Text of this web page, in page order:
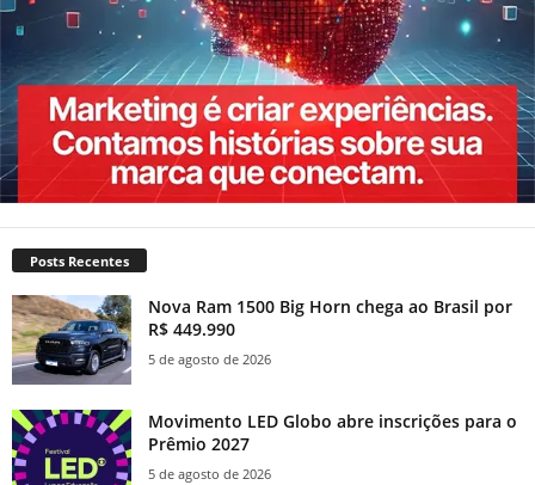
Posts Recentes
Nova Ram 1500 Big Horn chega ao Brasil por
R$ 449.990
5 de agosto de 2026
Movimento LED Globo abre inscrições para o
Prêmio 2027
5 de agosto de 2026